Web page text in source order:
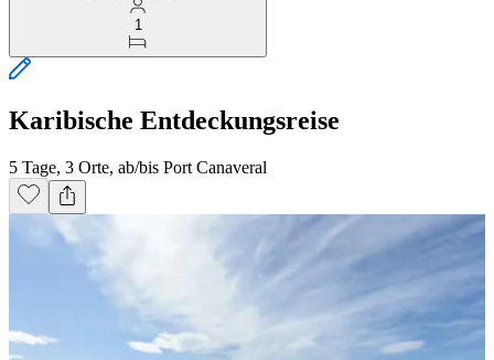
1
Karibische Entdeckungsreise
5 Tage, 3 Orte, ab/bis Port Canaveral